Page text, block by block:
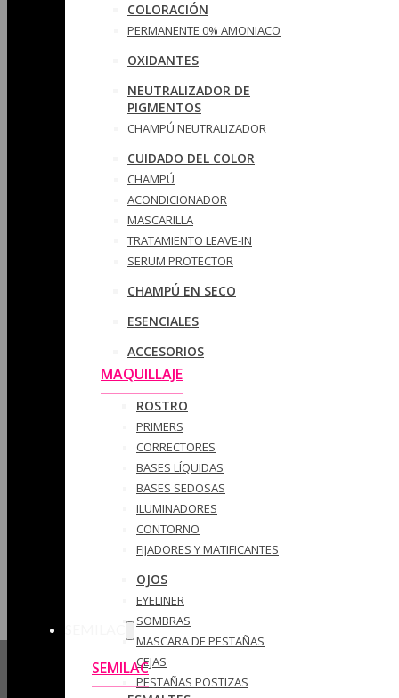
COLORACIÓN
PERMANENTE 0% AMONIACO
OXIDANTES
NEUTRALIZADOR DE
PIGMENTOS
CHAMPÚ NEUTRALIZADOR
CUIDADO DEL COLOR
CHAMPÚ
ACONDICIONADOR
MASCARILLA
TRATAMIENTO LEAVE-IN
SERUM PROTECTOR
CHAMPÚ EN SECO
ESENCIALES
ACCESORIOS
MAQUILLAJE
ROSTRO
PRIMERS
CORRECTORES
BASES LÍQUIDAS
BASES SEDOSAS
ILUMINADORES
CONTORNO
FIJADORES Y MATIFICANTES
OJOS
EYELINER
SOMBRAS
MASCARA DE PESTAÑAS
CEJAS
PESTAÑAS POSTIZAS
SEMILAC